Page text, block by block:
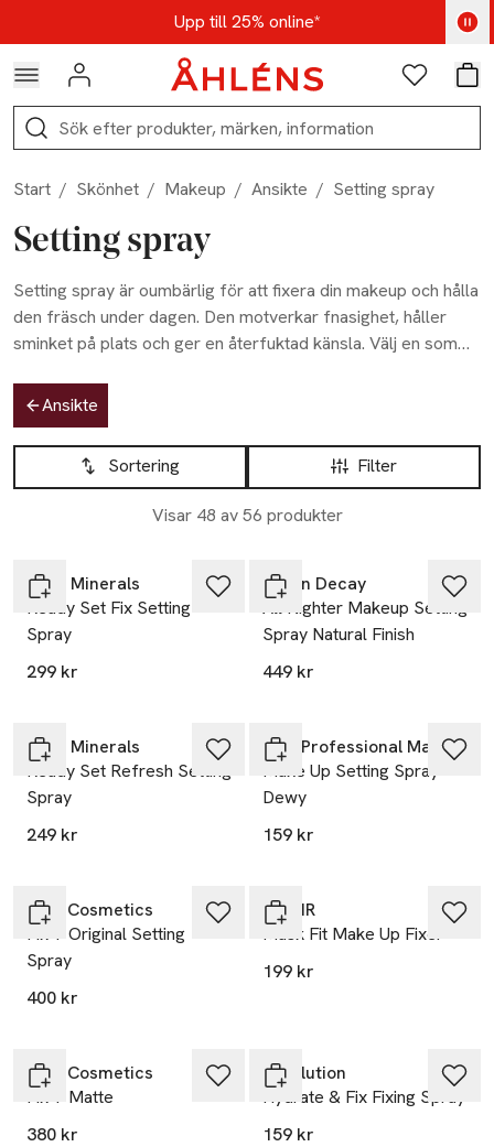
Hoppa till navigationsmenynUpp till 25% online*
Kod: AUG25 - Shoppa nu
Logga in Favoriter
Sök
Start / Skönhet / Makeup / Ansikte / Setting spray
Setting spray
Setting spray är oumbärlig för att fixera din makeup och hålla
den fräsch under dagen. Den motverkar fnasighet, håller
sminket på plats och ger en återfuktad känsla. Välj en som
från det för oljig hud. Utforska vårt sortiment av setting
sprays online eller besök våra varuhus för personlig service
och expertrådgivning. Med rätt setting spray kan du
säkerställa att din makeup sitter perfekt och ser fantastisk ut
Hoppa till produktsidan
Ansikte
Hoppa till produktsidan
Filter
Sortering
Visar 48 av 56 produkter
Lista över produkter
IDUN Minerals
Ready Set Fix Setting
Spray
299 kr
Urban Decay
All Nighter Makeup Setting
Spray Natural Finish
449 kr
IDUN Minerals
Ready Set Refresh Setting
Spray
249 kr
NYX Professional Makeup
Make Up Setting Spray
Dewy
159 kr
MAC Cosmetics
Fix + Original Setting
Spray
400 kr
TIRTIR
Mask Fit Make Up Fixer
199 kr
MAC Cosmetics
Fix + Matte
380 kr
Revolution
Hydrate & Fix Fixing Spray
159 kr